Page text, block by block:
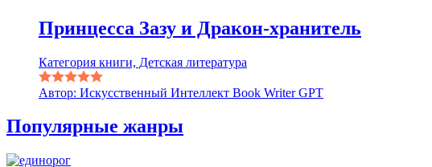
Принцесса Зазу и Дракон-хранитель
Категория книги, Детская литература
Автор: Искусственный Интеллект Book Writer GPT
Популярные жанры